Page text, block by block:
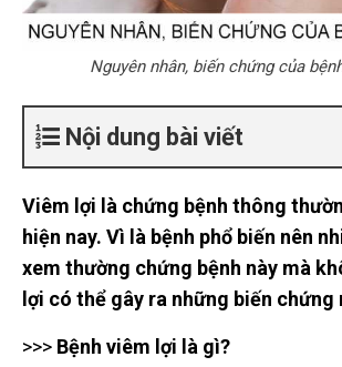
Nguyên nhân, biến chứng của
Nội dung bài viết
Viêm lợi là chứng bệnh thông
hiện nay. Vì là bệnh phổ biến nên
xem thường chứng bệnh này mà
lợi có thể gây ra những biến chứng
>>> Bệnh viêm lợi là gì?